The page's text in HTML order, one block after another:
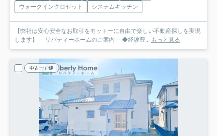
ウォークインクロゼット
システムキッチン
【弊社は安心安全なお取引をモットーに自由で楽しい不動産探しを実現
します】 ---リバティーホームのご案内--- ◆経験豊... もっと見る
中古一戸建